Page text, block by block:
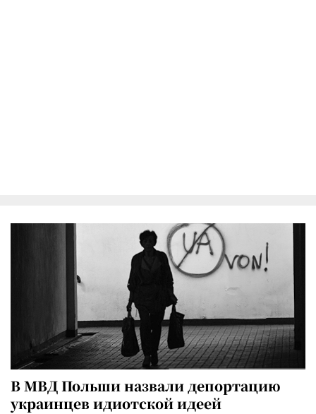
В МВД Польши назвали депортацию
украинцев идиотской идеей